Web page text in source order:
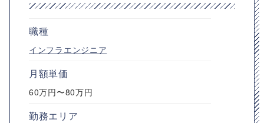
職種
インフラエンジニア
月額単価
60万円〜80万円
勤務エリア